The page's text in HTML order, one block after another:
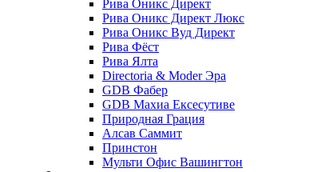
Рива Оникс Директ
Рива Оникс Директ Люкс
Рива Оникс Вуд Директ
Рива Фёст
Рива Ялта
Directoria & Moder Эра
GDB Фабер
GDB Махиа Ексесутиве
Природная Грация
Алсав Саммит
Принстон
Мульти Офис Вашингтон